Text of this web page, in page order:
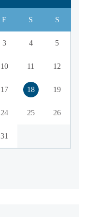
F S S
3 4 5
10 11 12
17 18 19
24 25 26
31